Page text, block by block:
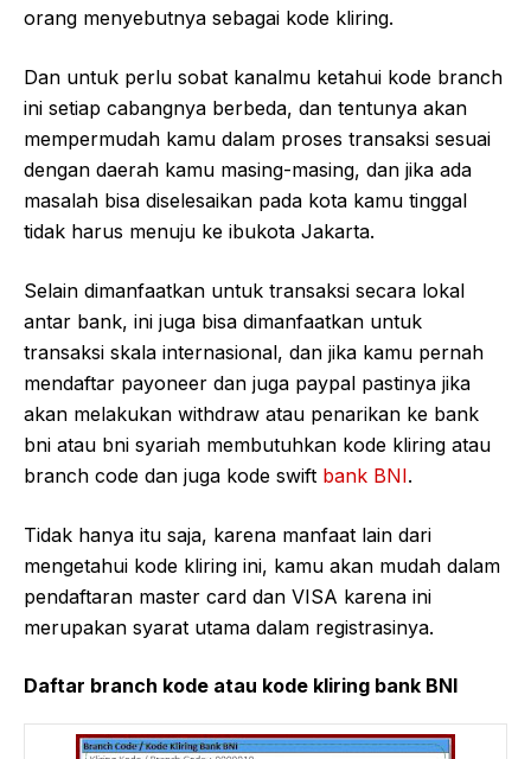
orang menyebutnya sebagai kode kliring.
Dan untuk perlu sobat kanalmu ketahui kode branch
ini setiap cabangnya berbeda, dan tentunya akan
mempermudah kamu dalam proses transaksi sesuai
dengan daerah kamu masing-masing, dan jika ada
masalah bisa diselesaikan pada kota kamu tinggal
tidak harus menuju ke ibukota Jakarta.
Selain dimanfaatkan untuk transaksi secara lokal
antar bank, ini juga bisa dimanfaatkan untuk
transaksi skala internasional, dan jika kamu pernah
mendaftar payoneer dan juga paypal pastinya jika
akan melakukan withdraw atau penarikan ke bank
bni atau bni syariah membutuhkan kode kliring atau
branch code dan juga kode swift bank BNI.
Tidak hanya itu saja, karena manfaat lain dari
mengetahui kode kliring ini, kamu akan mudah dalam
pendaftaran master card dan VISA karena ini
merupakan syarat utama dalam registrasinya.
Daftar branch kode atau kode kliring bank BNI